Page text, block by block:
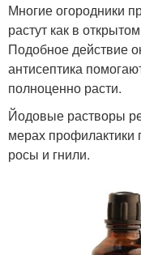
Многие огородники
растут как в
Подобное действие
антисептика
полноценно расти.
Йодовые растворы
мерах
росы и гнили.